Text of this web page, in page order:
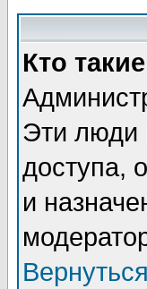
Кто
Эти люди
доступа,
и